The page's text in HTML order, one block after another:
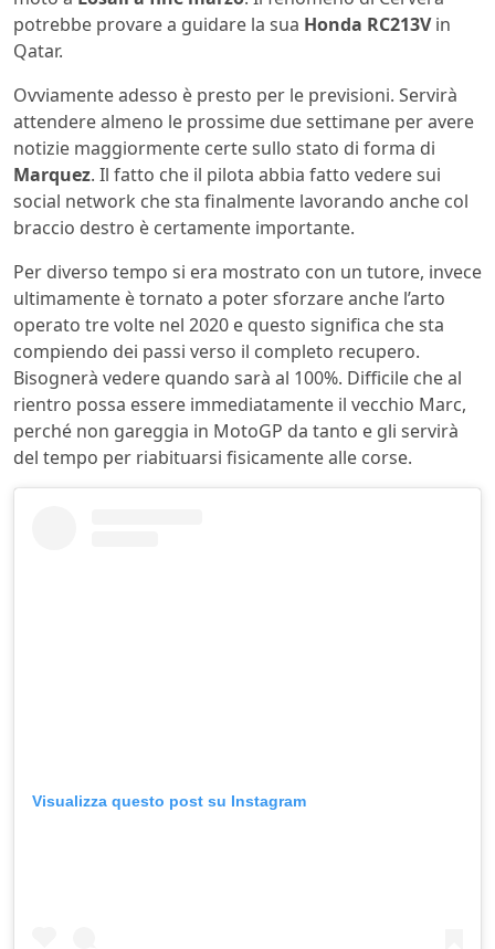
potrebbe provare a guidare la sua Honda RC213Vin
Qatar.
Ovviamente adesso è presto per le previsioni. Servirà
attendere almeno le prossime due settimane per avere
notizie maggiormente certe sullo stato di forma di
Marquez. Il fatto che il pilota abbia fatto vedere sui
social network che sta finalmente lavorando anche col
braccio destro è certamente importante.
Per diverso tempo si era mostrato con un tutore, invece
ultimamente è tornato a poter sforzare anche l’arto
operato tre volte nel 2020 e questo significa che sta
compiendo dei passi verso il completo recupero.
Bisognerà vedere quando sarà al 100%. Difficile che al
rientro possa essere immediatamente il vecchio Marc,
perché non gareggia in MotoGP da tanto e gli servirà
del tempo per riabituarsi fisicamente alle corse.
Visualizza questo post su Instagram